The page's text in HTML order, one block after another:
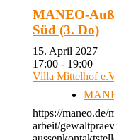
MANEO-
Süd (3. Do)
15. April 2027
17:00 - 19:00
Villa Mittelhof
https://maneo.de/
arbeit/